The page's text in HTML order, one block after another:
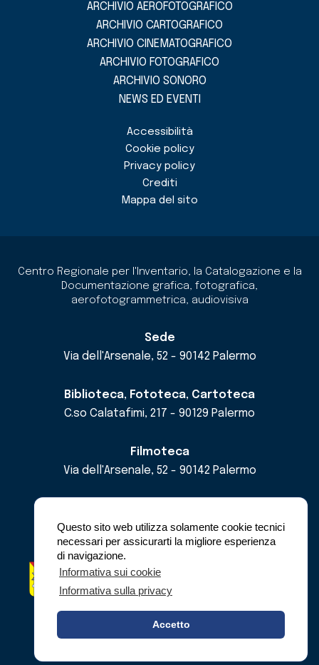
Questo sito web utilizza solamente cookie tecnici
necessari per assicurarti la migliore esperienza
di navigazione.
Informativa sui cookie
Informativa sulla privacy
Accetto
ARCHIVIO AEROFOTOGRAFICO
ARCHIVIO CARTOGRAFICO
ARCHIVIO CINEMATOGRAFICO
ARCHIVIO FOTOGRAFICO
ARCHIVIO SONORO
NEWS ED EVENTI
Accessibilità
Cookie policy
Privacy policy
Crediti
Mappa del sito
Centro Regionale per l'Inventario, la Catalogazione e la
Documentazione grafica, fotografica,
aerofotogrammetrica, audiovisiva
Sede
Via dell'Arsenale, 52 - 90142 Palermo
Biblioteca, Fototeca, Cartoteca
C.so Calatafimi, 217 - 90129 Palermo
Filmoteca
Via dell'Arsenale, 52 - 90142 Palermo
pec cricdsicilia@pec.it
© Copyright 2023 - C.R.I.C.D.
Regione Siciliana - Assessorato dei Beni
Dipartimento dei Beni Culturali e dell'Identità
Siciliana